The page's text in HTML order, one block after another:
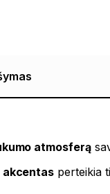
atmosferą
akcentas perteikia